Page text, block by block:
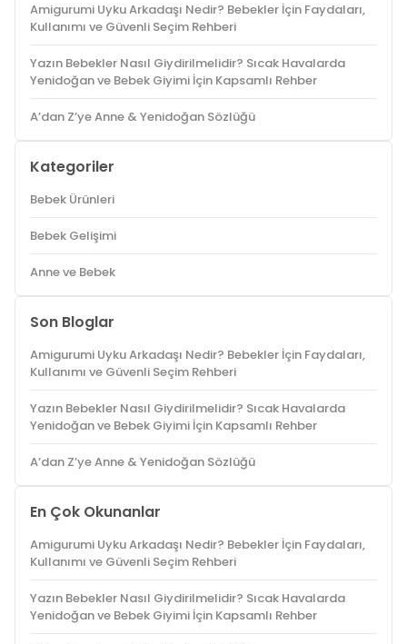
Amigurumi Uyku Arkadaşı Nedir? Bebekler İçin Faydaları,
Kullanımı ve Güvenli Seçim Rehberi
Yazın Bebekler Nasıl Giydirilmelidir? Sıcak Havalarda
Yenidoğan ve Bebek Giyimi İçin Kapsamlı Rehber
A’dan Z’ye Anne & Yenidoğan Sözlüğü
Kategoriler
Bebek Ürünleri
Bebek Gelişimi
Anne ve Bebek
Son Bloglar
Amigurumi Uyku Arkadaşı Nedir? Bebekler İçin Faydaları,
Kullanımı ve Güvenli Seçim Rehberi
Yazın Bebekler Nasıl Giydirilmelidir? Sıcak Havalarda
Yenidoğan ve Bebek Giyimi İçin Kapsamlı Rehber
A’dan Z’ye Anne & Yenidoğan Sözlüğü
En Çok Okunanlar
Amigurumi Uyku Arkadaşı Nedir? Bebekler İçin Faydaları,
Kullanımı ve Güvenli Seçim Rehberi
Yazın Bebekler Nasıl Giydirilmelidir? Sıcak Havalarda
Yenidoğan ve Bebek Giyimi İçin Kapsamlı Rehber